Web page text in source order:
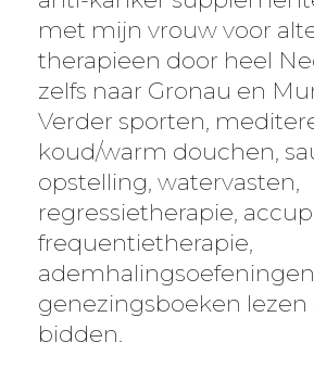
met mijn vrouw voor
therapieen door heel
zelfs naar Gronau en
Verder sporten,
koud/warm douchen,
opstelling, watervasten,
regressietherapie,
frequentietherapie,
genezingsboeken lezen
bidden.